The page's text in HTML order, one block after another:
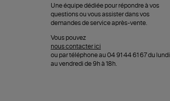
Une équipe dédiée pour répondre à vos
questions ou vous assister dans vos
demandes de service après-vente.
Vous pouvez
nous contacter ici
ou par téléphone au 04 91 44 61 67 du lundi
au vendredi de 9h à 18h.